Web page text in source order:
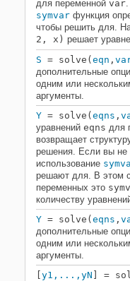
для переменной var
symvar функция
чтобы решить для.
2, x) решает
S = solve( eqn ,
дополнительные
одним или
аргументы.
Y = solve( eqns ,
уравнений eqns для
возвращает
решения. Если вы не
использование
решают для. В этом
переменных это
количеству
Y = solve( eqns ,
дополнительные
одним или
аргументы.
y1,...,yN ] =